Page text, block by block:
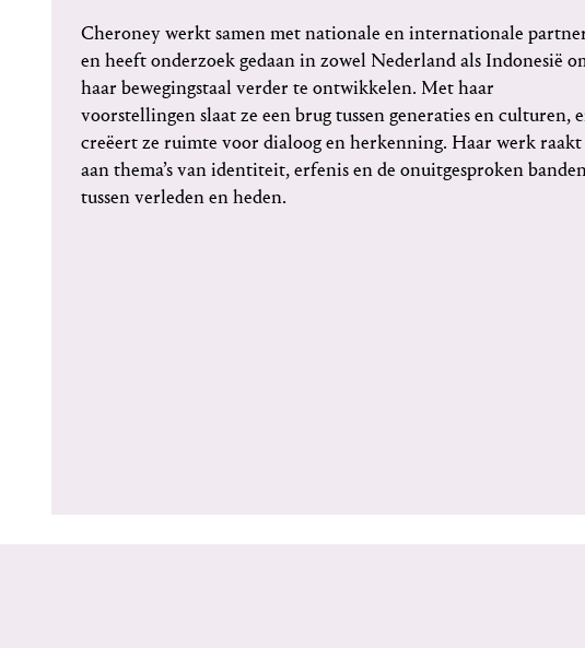
Cheroney werkt samen met nationale en internationale
en heeft onderzoek gedaan in zowel Nederland als Indonesië
haar bewegingstaal verder te ontwikkelen. Met haar
voorstellingen slaat ze een brug tussen generaties en culturen,
creëert ze ruimte voor dialoog en herkenning. Haar werk raakt
aan thema’s van identiteit, erfenis en de onuitgesproken
tussen verleden en heden.